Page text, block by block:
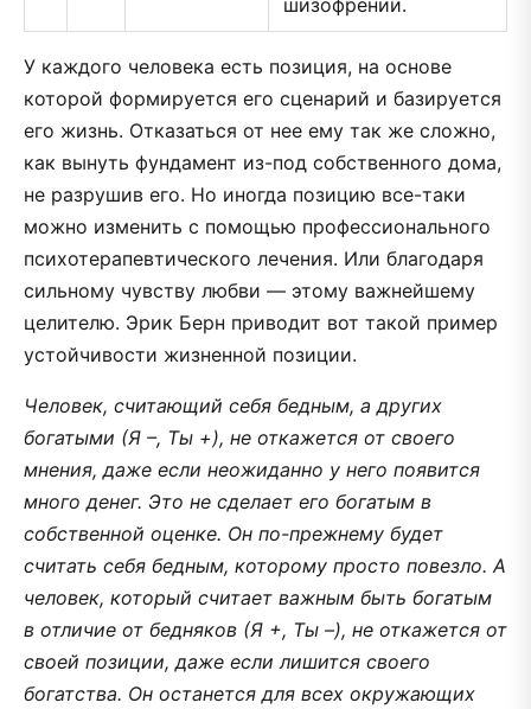
У каждого человека есть позиция, на основе
которой формируется его сценарий и базируется
его жизнь. Отказаться от нее ему так же сложно,
как вынуть фундамент из-под собственного дома,
не разрушив его. Но иногда позицию все-таки
можно изменить с помощью профессионального
психотерапевтического лечения. Или благодаря
сильному чувству любви — этому важнейшему
целителю. Эрик Берн приводит вот такой пример
устойчивости жизненной позиции.
Человек, считающий себя бедным, а других
богатыми (Я –, Ты +), не откажется от своего
мнения, даже если неожиданно у него появится
много денег. Это не сделает его богатым в
собственной оценке. Он по-прежнему будет
считать себя бедным, которому просто повезло. А
человек, который считает важным быть богатым
в отличие от бедняков (Я +, Ты –), не откажется от
своей позиции, даже если лишится своего
богатства. Он останется для всех окружающих